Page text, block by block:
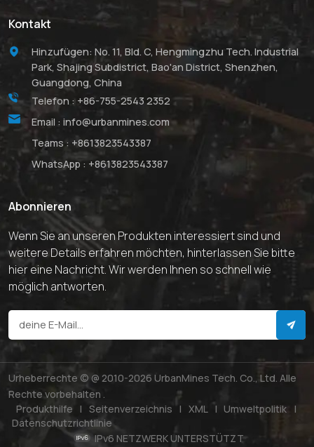
Kontakt
Hinzufügen: No. 11, Bld. C, Hengmingzhu Tech. Industrial
Park, Shajing Subdistrict, Bao'an District, Shenzhen,
Guangdong, China
Telefon : +86-755-2543 2352
Email : info@urbanmines.com
Teams : +8613823543387
WhatsApp : +8613823543387
Abonnieren
Wenn Sie an unseren Produkten interessiert sind und
weitere Details erfahren möchten, hinterlassen Sie bitte
hier eine Nachricht. Wir werden Ihnen so schnell wie
möglich antworten.
Urheberrechte © @ 2010-2026 UrbanMines Tech. Co., Ltd. Alle
Rechte vorbehalten .
Produkthilfe | Seitenverzeichnis | XML | Umweltpolitik |
Datenschutzrichtlinie
IPv6 NETZWERK UNTERSTÜTZT